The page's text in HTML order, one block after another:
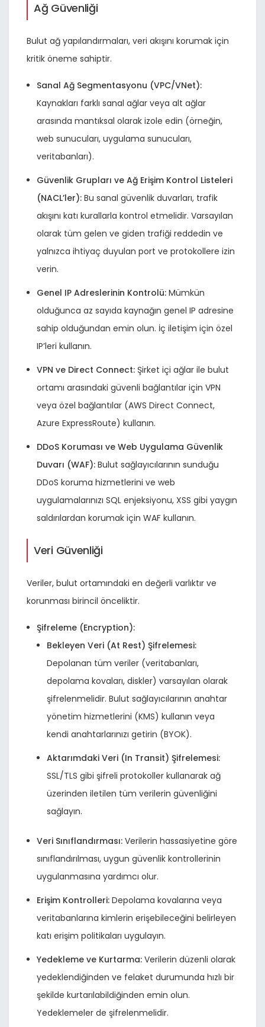
Ağ Güvenliği
Bulut ağ yapılandırmaları, veri akışını korumak için
kritik öneme sahiptir.
Sanal Ağ Segmentasyonu (VPC/VNet):
Kaynakları farklı sanal ağlar veya alt ağlar
arasında mantıksal olarak izole edin (örneğin,
web sunucuları, uygulama sunucuları,
veritabanları).
Güvenlik Grupları ve Ağ Erişim Kontrol Listeleri
(NACL’ler): Bu sanal güvenlik duvarları, trafik
akışını katı kurallarla kontrol etmelidir. Varsayılan
olarak tüm gelen ve giden trafiği reddedin ve
yalnızca ihtiyaç duyulan port ve protokollere izin
verin.
Genel IP Adreslerinin Kontrolü: Mümkün
olduğunca az sayıda kaynağın genel IP adresine
sahip olduğundan emin olun. İç iletişim için özel
IP’leri kullanın.
VPN ve Direct Connect: Şirket içi ağlar ile bulut
ortamı arasındaki güvenli bağlantılar için VPN
veya özel bağlantılar (AWS Direct Connect,
Azure ExpressRoute) kullanın.
DDoS Koruması ve Web Uygulama Güvenlik
Duvarı (WAF): Bulut sağlayıcılarının sunduğu
DDoS koruma hizmetlerini ve web
uygulamalarınızı SQL enjeksiyonu, XSS gibi yaygın
saldırılardan korumak için WAF kullanın.
Veri Güvenliği
Veriler, bulut ortamındaki en değerli varlıktır ve
korunması birincil önceliktir.
Şifreleme (Encryption):
Bekleyen Veri (At Rest) Şifrelemesi:
Depolanan tüm veriler (veritabanları,
depolama kovaları, diskler) varsayılan olarak
şifrelenmelidir. Bulut sağlayıcılarının anahtar
yönetim hizmetlerini (KMS) kullanın veya
kendi anahtarlarınızı getirin (BYOK).
Aktarımdaki Veri (In Transit) Şifrelemesi:
SSL/TLS gibi şifreli protokoller kullanarak ağ
üzerinden iletilen tüm verilerin güvenliğini
sağlayın.
Veri Sınıflandırması: Verilerin hassasiyetine göre
sınıflandırılması, uygun güvenlik kontrollerinin
uygulanmasına yardımcı olur.
Erişim Kontrolleri: Depolama kovalarına veya
veritabanlarına kimlerin erişebileceğini belirleyen
katı erişim politikaları uygulayın.
Yedekleme ve Kurtarma: Verilerin düzenli olarak
yedeklendiğinden ve felaket durumunda hızlı bir
şekilde kurtarılabildiğinden emin olun.
Yedeklemeler de şifrelenmelidir.